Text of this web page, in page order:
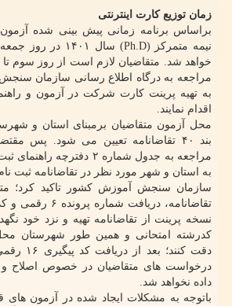
زمان توزیع کارت اینترنتی
براساس برنامه زمانی پیش بینی شده
خواهد شد. متقاضیان لازم است از روز سوم تا
مراجعه به درگاه اطلاع رسانی سازمان
به تهیه پرینت کارت شرکت در آزمون و
اقدام نمایند.
محل آزمون متقاضیان برمبنای استان و
بند ۴۰ تقاضانامه تعیین می شود. پس
مراجعه به جدول شماره ۲
به استان و شهر مورد نظر در تقاضانامه ثبت نام
سازمان سنجش آموزش کشور تاکید کرد؛
نسخه پرینت از تقاضانامه تهیه و نزد خود
کدرشته امتحانی و همین طور شهرستان
دقت
درخواست های متقاضیان در خصوص اصلاح و
داده نخواهد شد.
باتوجه به مشکلات ایجاد شده در آزمون های